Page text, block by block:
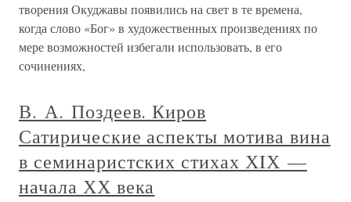
творения Окуджавы появились на свет в те времена,
когда слово «Бог» в художественных произведениях по
мере возможностей избегали использовать, в его
сочинениях,
В. А. Поздеев. Киров
Сатирические аспекты мотива вина
в семинаристских стихах ХIХ —
начала ХХ века